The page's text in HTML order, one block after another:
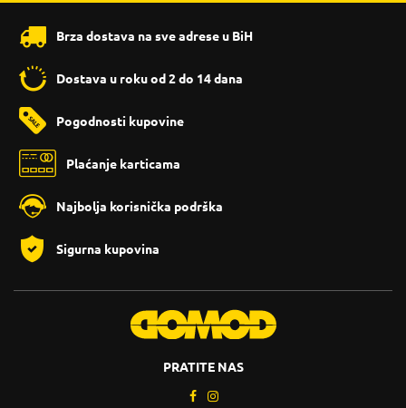
Brza dostava na sve adrese u BiH
Dostava u roku od 2 do 14 dana
Pogodnosti kupovine
Plaćanje karticama
Najbolja korisnička podrška
Sigurna kupovina
PRATITE NAS